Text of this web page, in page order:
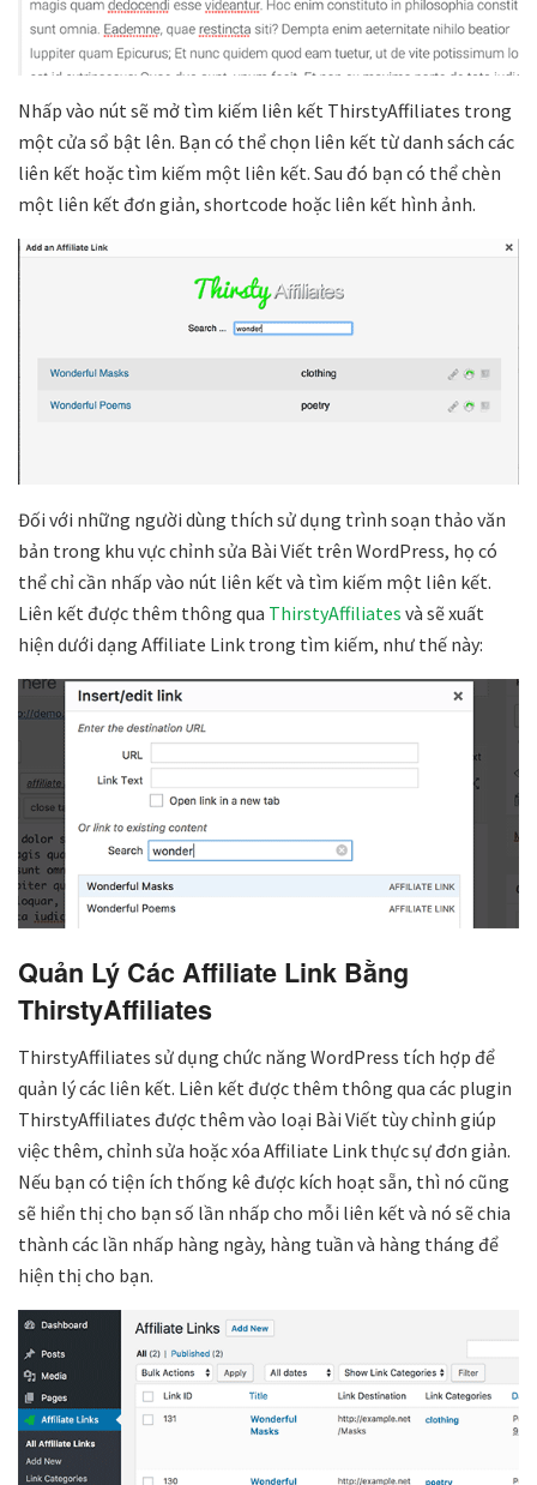
Nhấp vào nút sẽ mở tìm kiếm liên kết ThirstyAffiliates trong
một cửa sổ bật lên. Bạn có thể chọn liên kết từ danh sách các
liên kết hoặc tìm kiếm một liên kết. Sau đó bạn có thể chèn
một liên kết đơn giản, shortcode hoặc liên kết hình ảnh.
Đối với những người dùng thích sử dụng trình soạn thảo văn
bản trong khu vực chỉnh sửa Bài Viết trên WordPress, họ có
thể chỉ cần nhấp vào nút liên kết và tìm kiếm một liên kết.
Liên kết được thêm thông qua ThirstyAffiliates và sẽ xuất
hiện dưới dạng Affiliate Link trong tìm kiếm, như thế này:
Quản Lý Các Affiliate Link Bằng
ThirstyAffiliates
ThirstyAffiliates sử dụng chức năng WordPress tích hợp để
quản lý các liên kết. Liên kết được thêm thông qua các plugin
ThirstyAffiliates được thêm vào loại Bài Viết tùy chỉnh giúp
việc thêm, chỉnh sửa hoặc xóa Affiliate Link thực sự đơn giản.
Nếu bạn có tiện ích thống kê được kích hoạt sẵn, thì nó cũng
sẽ hiển thị cho bạn số lần nhấp cho mỗi liên kết và nó sẽ chia
thành các lần nhấp hàng ngày, hàng tuần và hàng tháng để
hiện thị cho bạn.